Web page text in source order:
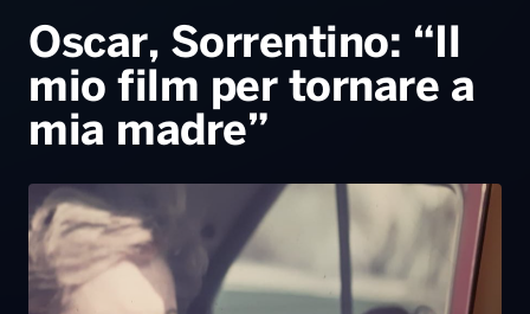
PALATOUR
Musica e Spettacolo
Sport
Radio Norba Consiglia
Leggerissime
Generale
Novità
Notiziario
Interviste
Oroscopo
Speciale Astrabilia 2026
Radio Norba News TV
Voce al Bari
Battiti Live 2026
Gallery
Oscar, Sorrentino: “Il
mio film per tornare a
mia madre”